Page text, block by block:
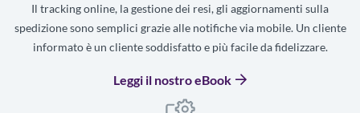
Il tracking online, la gestione dei resi, gli aggiornamenti sulla
spedizione sono semplici grazie alle notifiche via mobile. Un cliente
informato è un cliente soddisfatto e più facile da fidelizzare.
Leggi il nostro eBook